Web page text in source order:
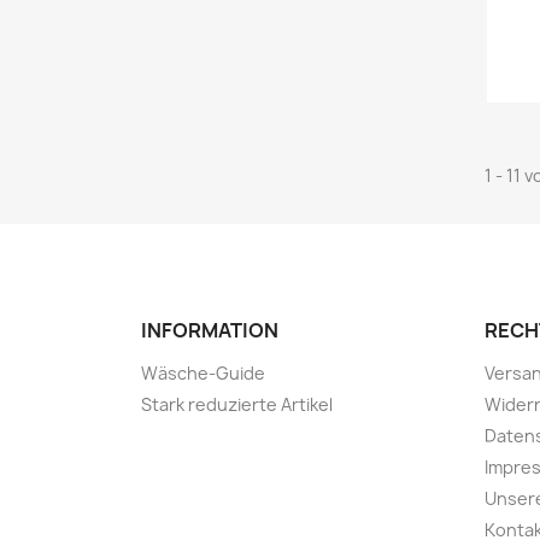
1 - 11
INFORMATION
Wäsche-Guide
Stark reduzierte Artikel